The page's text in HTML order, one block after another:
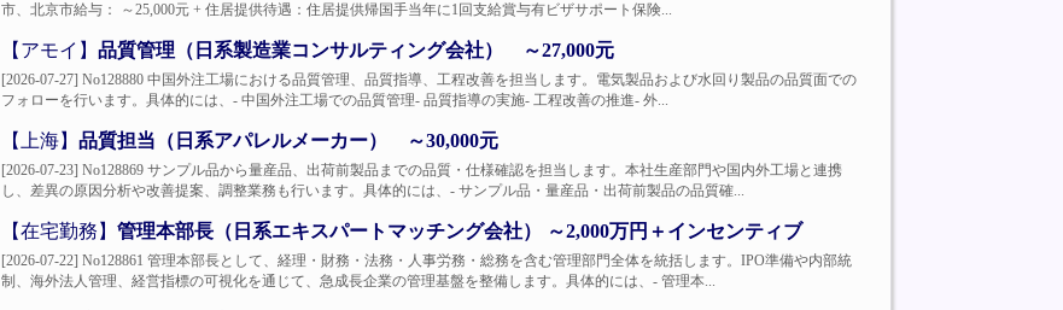
市、北京市給与： ～25,000元 + 住居提供待遇：住居提供帰国手当年に1回支給賞与有ビザサポート保険...
【アモイ】 品質管理（日系製造業コンサルティング会社） ～27,000元
[2026-07-27] No128880 中国外注工場における品質管理、品質指導、工程改善を担当します。電気製品および水回り製品の品質面での
フォローを行います。具体的には、- 中国外注工場での品質管理- 品質指導の実施- 工程改善の推進- 外...
【上海】 品質担当（日系アパレルメーカー） ～30,000元
[2026-07-23] No128869 サンプル品から量産品、出荷前製品までの品質・仕様確認を担当します。本社生産部門や国内外工場と連携
し、差異の原因分析や改善提案、調整業務も行います。具体的には、- サンプル品・量産品・出荷前製品の品質確...
【在宅勤務】 管理本部長（日系エキスパートマッチング会社） ～2,000万円＋インセンティブ
[2026-07-22] No128861 管理本部長として、経理・財務・法務・人事労務・総務を含む管理部門全体を統括します。IPO準備や内部統
制、海外法人管理、経営指標の可視化を通じて、急成長企業の管理基盤を整備します。具体的には、- 管理本...